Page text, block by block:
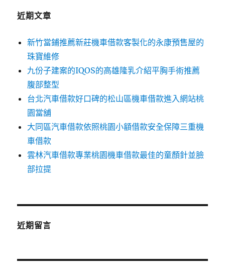
近期文章
新竹當鋪推薦新莊機車借款客製化的永康預售屋的
珠寶維修
九份子建案的IQOS的高雄隆乳介紹平胸手術推薦
腹部整型
台北汽車借款好口碑的松山區機車借款進入網站桃
園當舖
大同區汽車借款依照桃園小額借款安全保障三重機
車借款
雲林汽車借款專業桃園機車借款最佳的童顏針並臉
部拉提
近期留言